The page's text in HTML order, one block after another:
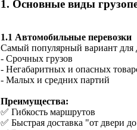
1. Основные виды
1.1 Автомобильные перевозки
Самый популярный вариант для
- Срочных грузов
- Негабаритных и опасных
- Малых и средних партий
Преимущества:
✅ Гибкость маршрутов
✅ Быстрая доставка "от двери